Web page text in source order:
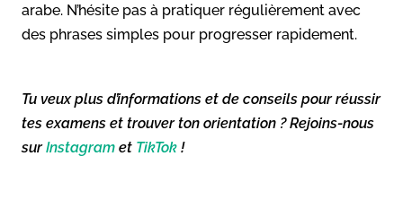
arabe. N’hésite pas à pratiquer régulièrement avec
des phrases simples pour progresser rapidement.
Tu veux plus d’informations et de conseils pour réussir
tes examens et trouver ton orientation ? Rejoins-nous
surInstagram et TikTok !